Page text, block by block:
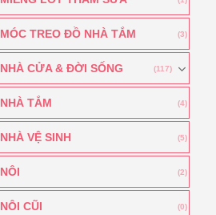
MÓC TREO ĐỒ NHÀ TẮM (3)
NHÀ CỬA & ĐỜI SỐNG (117)
NHÀ TẮM (4)
NHÀ VỆ SINH (5)
NÔI (2)
NÔI CŨI (0)